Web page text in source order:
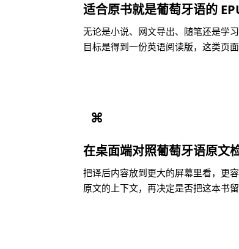
适合原书就是葡萄牙语的
无论是小说、网文导出、随笔还是学
目标是得到一份英语阅读版，这类页
⌘
在桌面端对照葡萄牙语原文
把译后内容放到更大的屏幕里看，更
原文的上下文，再决定是否把这本书留